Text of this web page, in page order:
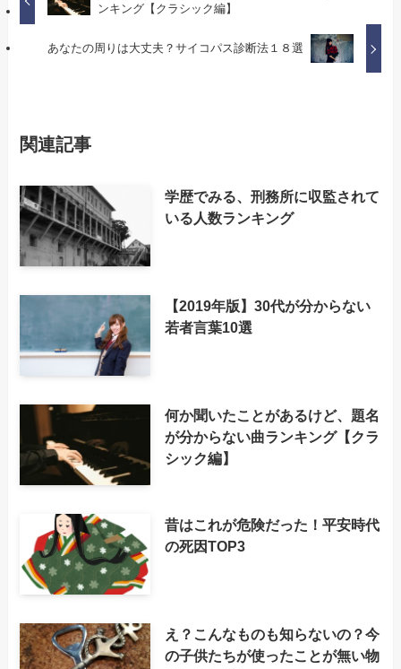
ンキング【クラシック編】
あなたの周りは大丈夫？サイコパス診断法１８選
関連記事
学歴でみる、刑務所に収監されて
いる人数ランキング
【2019年版】30代が分からない
若者言葉10選
何か聞いたことがあるけど、題名
が分からない曲ランキング【クラ
シック編】
昔はこれが危険だった！平安時代
の死因TOP3
え？こんなものも知らないの？今
の子供たちが使ったことが無い物